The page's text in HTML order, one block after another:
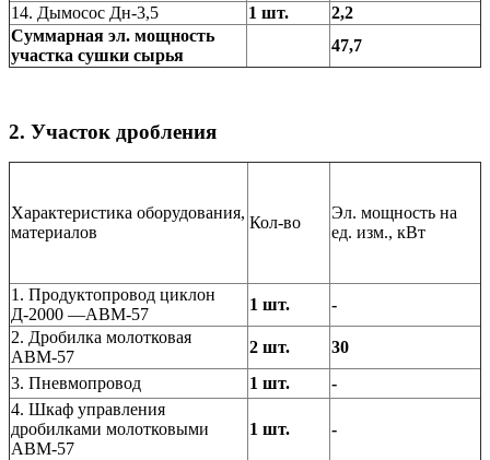
14. Дымосос Дн-3,5 1 шт.
2,2
Суммарная эл. мощность
участка сушки сырья
47,7
2. Участок дробления
Характеристика оборудования,
материалов
Кол-во
Эл. мощность на
ед. изм., кВт
1. Продуктопровод циклон
Д-2000 —АВМ-57
1 шт.
-
2. Дробилка молотковая
АВМ-57
2 шт.
30
3. Пневмопровод
1 шт.
-
4. Шкаф управления
дробилками молотковыми
АВМ-57
1 шт. -